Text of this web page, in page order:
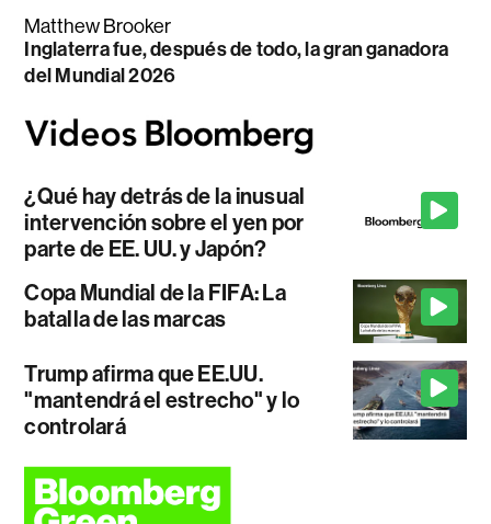
Matthew Brooker
Inglaterra fue, después de todo, la gran ganadora
del Mundial 2026
¿Qué hay detrás de la inusual
intervención sobre el yen por
parte de EE. UU. y Japón?
Copa Mundial de la FIFA: La
batalla de las marcas
Trump afirma que EE.UU.
"mantendrá el estrecho" y lo
controlará